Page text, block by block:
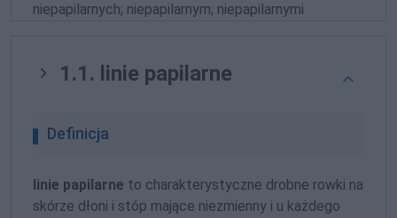
niepapilarnych; niepapilarnym; niepapilarnymi
1.1. linie papilarne
Definicja
linie papilarne to charakterystyczne drobne rowki na
skórze dłoni i stóp mające niezmienny i u każdego